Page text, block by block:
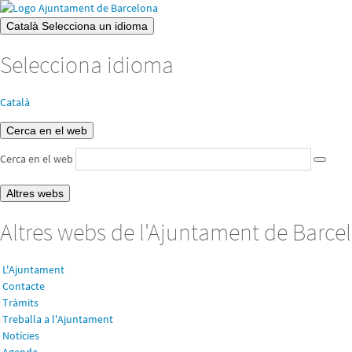
Català Selecciona un idioma
Selecciona idioma
Català
Cerca en el web
Cerca en el web
Altres webs
Altres webs de l'Ajuntament de
L'Ajuntament
Contacte
Tràmits
Treballa a l'Ajuntament
Notícies